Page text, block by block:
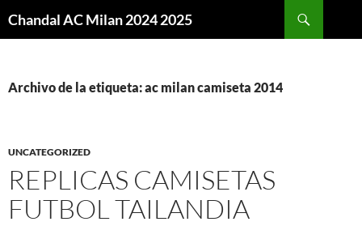
Chandal AC Milan 2024 2025
Archivo de la etiqueta: ac milan camiseta 2014
UNCATEGORIZED
REPLICAS CAMISETAS
FUTBOL TAILANDIA